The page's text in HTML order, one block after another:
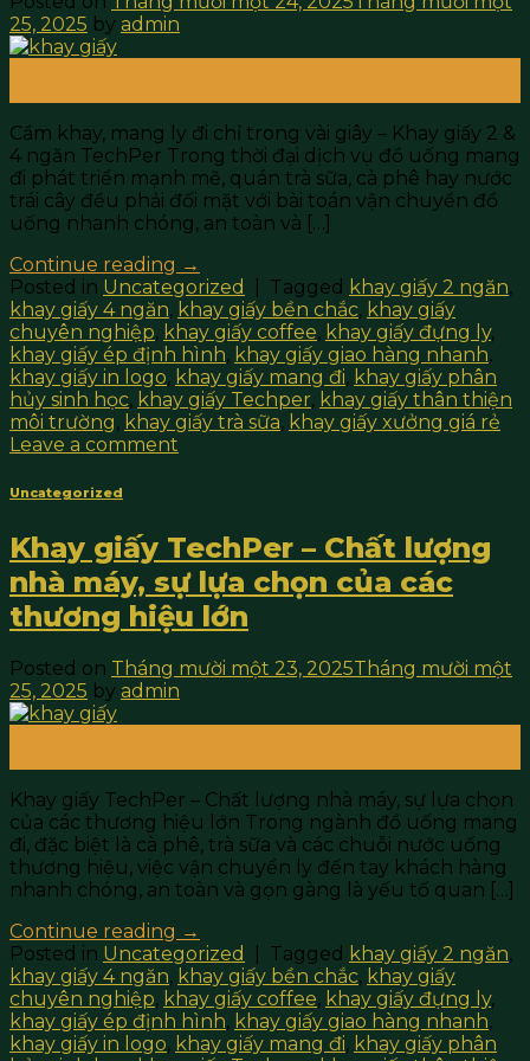
25, 2025 by admin
Cầm khay, mang ly đi chỉ trong vài giây – Khay giấy 2 &
4 ngăn TechPer Trong thời đại dịch vụ đồ uống mang
đi phát triển mạnh mẽ, quán trà sữa, cà phê hay nước
trái cây đều phải đối mặt với bài toán vận chuyển đồ
uống nhanh chóng, an toàn và […]
Continue reading →
Posted in Uncategorized Tagged khay giấy 2 ngăn,
khay giấy 4 ngăn, khay giấy bền chắc, khay giấy
chuyên nghiệp, khay giấy coffee, khay giấy đựng ly,
khay giấy ép định hình, khay giấy giao hàng nhanh,
khay giấy in logo, khay giấy mang đi, khay giấy phân
hủy sinh học, khay giấy Techper, khay giấy thân thiện
môi trường, khay giấy trà sữa, khay giấy xưởng giá rẻ
Leave a comment
Uncategorized
Khay giấy TechPer – Chất lượng
nhà máy, sự lựa chọn của các
thương hiệu lớn
Posted on Tháng mười một 23, 2025Tháng mười một
25, 2025 by admin
Khay giấy TechPer – Chất lượng nhà máy, sự lựa chọn
của các thương hiệu lớn Trong ngành đồ uống mang
đi, đặc biệt là cà phê, trà sữa và các chuỗi nước uống
thương hiệu, việc vận chuyển ly đến tay khách hàng
nhanh chóng, an toàn và gọn gàng là yếu tố quan […]
Continue reading →
Posted in Uncategorized Tagged khay giấy 2 ngăn,
khay giấy 4 ngăn, khay giấy bền chắc, khay giấy
chuyên nghiệp, khay giấy coffee, khay giấy đựng ly,
khay giấy ép định hình, khay giấy giao hàng nhanh,
khay giấy in logo, khay giấy mang đi, khay giấy phân